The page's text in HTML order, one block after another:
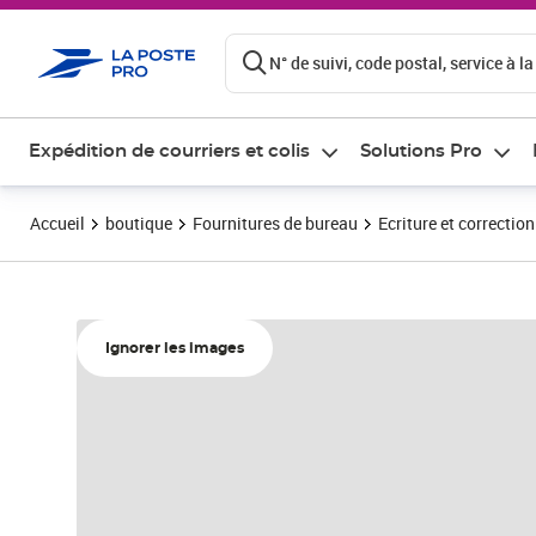
N° de suivi, code postal, service à
Expédition de courriers et colis Solutions Pro
Accueil boutique Fournitures de bureau Ecriture et correction
Ignorer les images